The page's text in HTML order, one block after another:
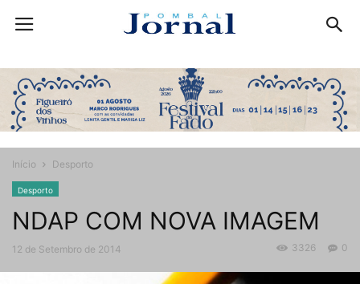
Início Desporto
Desporto
NDAP COM NOVA IMAGEM
12 de Setembro de 2014 0
3326